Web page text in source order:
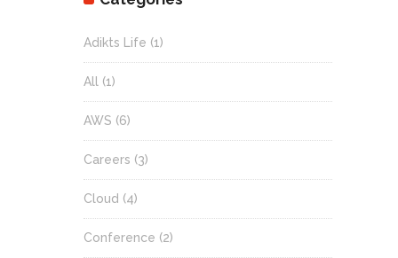
Adikts Life (1)
All (1)
AWS (6)
Careers (3)
Cloud (4)
Conference (2)